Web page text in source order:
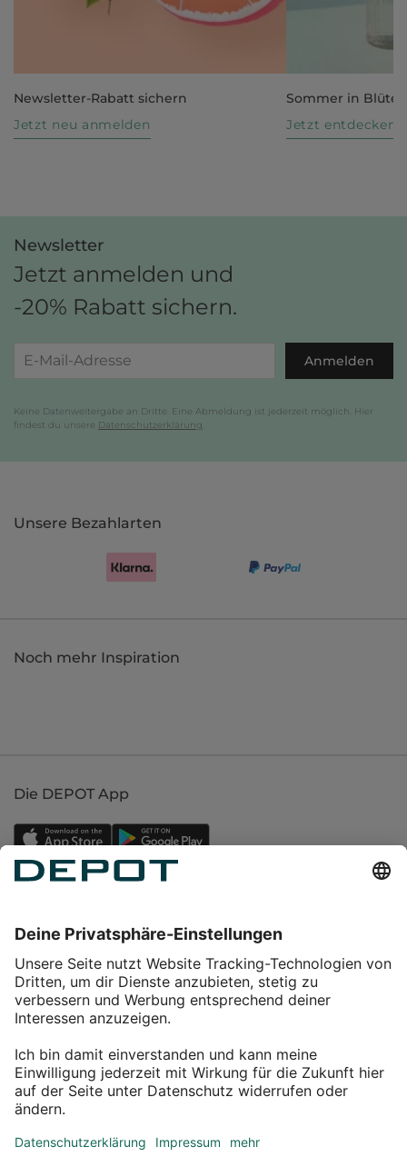
Newsletter-Rabatt sichern
Jetzt neu anmelden
Sommer in Blüte
Jetzt entdecken
Newsletter
Jetzt anmelden und
-20% Rabatt sichern.
Anmelden
Keine Datenweitergabe an Dritte. Eine Abmeldung ist jederzeit möglich. Hier
findest du unsere Datenschutzerklärung
Unsere Bezahlarten
Noch mehr Inspiration
Die DEPOT App
Service
Über DEPOT
Kontakt